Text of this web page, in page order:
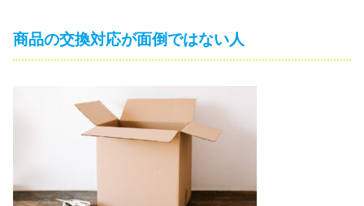
商品の交換対応が面倒ではない人